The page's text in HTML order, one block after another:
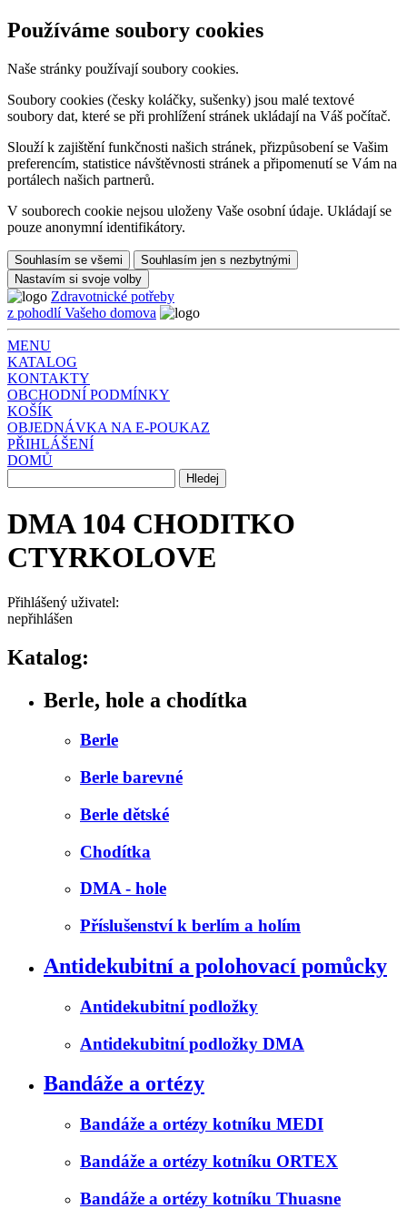
Používáme soubory cookies
Naše stránky používají soubory cookies.
Soubory cookies (česky koláčky, sušenky) jsou malé textové
soubory dat, které se při prohlížení stránek ukládají na Váš počítač.
Slouží k zajištění funkčnosti našich stránek, přizpůsobení se Vašim
preferencím, statistice návštěvnosti stránek a připomenutí se Vám na
portálech našich partnerů.
V souborech cookie nejsou uloženy Vaše osobní údaje. Ukládají se
pouze anonymní identifikátory.
Souhlasím se všemi
Souhlasím jen s nezbytnými
Nastavím si svoje volby
Zdravotnické potřeby
z pohodlí Vašeho domova
MENU
KATALOG
KONTAKTY
OBCHODNÍ PODMÍNKY
KOŠÍK
OBJEDNÁVKA NA E-POUKAZ
PŘIHLÁŠENÍ
DOMŮ
DMA 104 CHODITKO
CTYRKOLOVE
Přihlášený uživatel:
nepřihlášen
Katalog:
Berle, hole a chodítka
Berle
Berle barevné
Berle dětské
Chodítka
DMA - hole
Příslušenství k berlím a holím
Antidekubitní a polohovací pomůcky
Antidekubitní podložky
Antidekubitní podložky DMA
Bandáže a ortézy
Bandáže a ortézy kotníku MEDI
Bandáže a ortézy kotníku ORTEX
Bandáže a ortézy kotníku Thuasne